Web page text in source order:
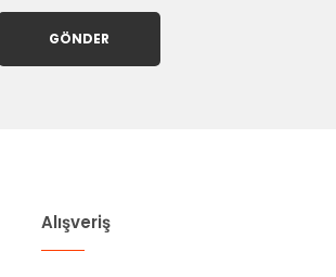
GÖNDER
Alışveriş